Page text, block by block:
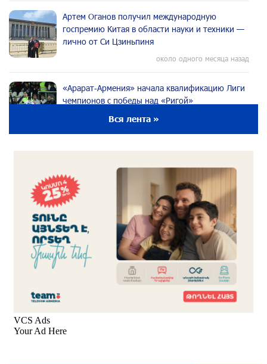
Артем Оганов получил международную
госпремию Китая в области науки и техники —
лично от Си Цзиньпиня
около одного месяца назад
«Арарат‑Армения» начала квалификацию Лиги
чемпионов с победы над «Ригой»
около одного месяца назад
Аравийским морем
около одного месяца назад
Вопрос об аресте Чалабяна дошел до
Европейского парламента: «Паст»
около одного месяца назад
и чего на самом деле ожидает общество?
Вся лента »